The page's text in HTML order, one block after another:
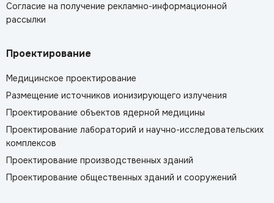
Согласие на получение рекламно-информационной
рассылки
Проектирование
Медицинское проектирование
Размещение источников ионизирующего излучения
Проектирование объектов ядерной медицины
Проектирование лабораторий и научно-исследовательских
комплексов
Проектирование производственных зданий
Проектирование общественных зданий и сооружений